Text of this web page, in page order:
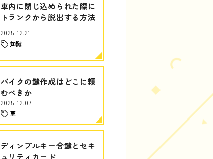
車内に閉じ込められた際に
トランクから脱出する方法
2025.12.21
知識
バイクの鍵作成はどこに頼
むべきか
2025.12.07
車
ディンプルキー合鍵とセキ
ュリティカード